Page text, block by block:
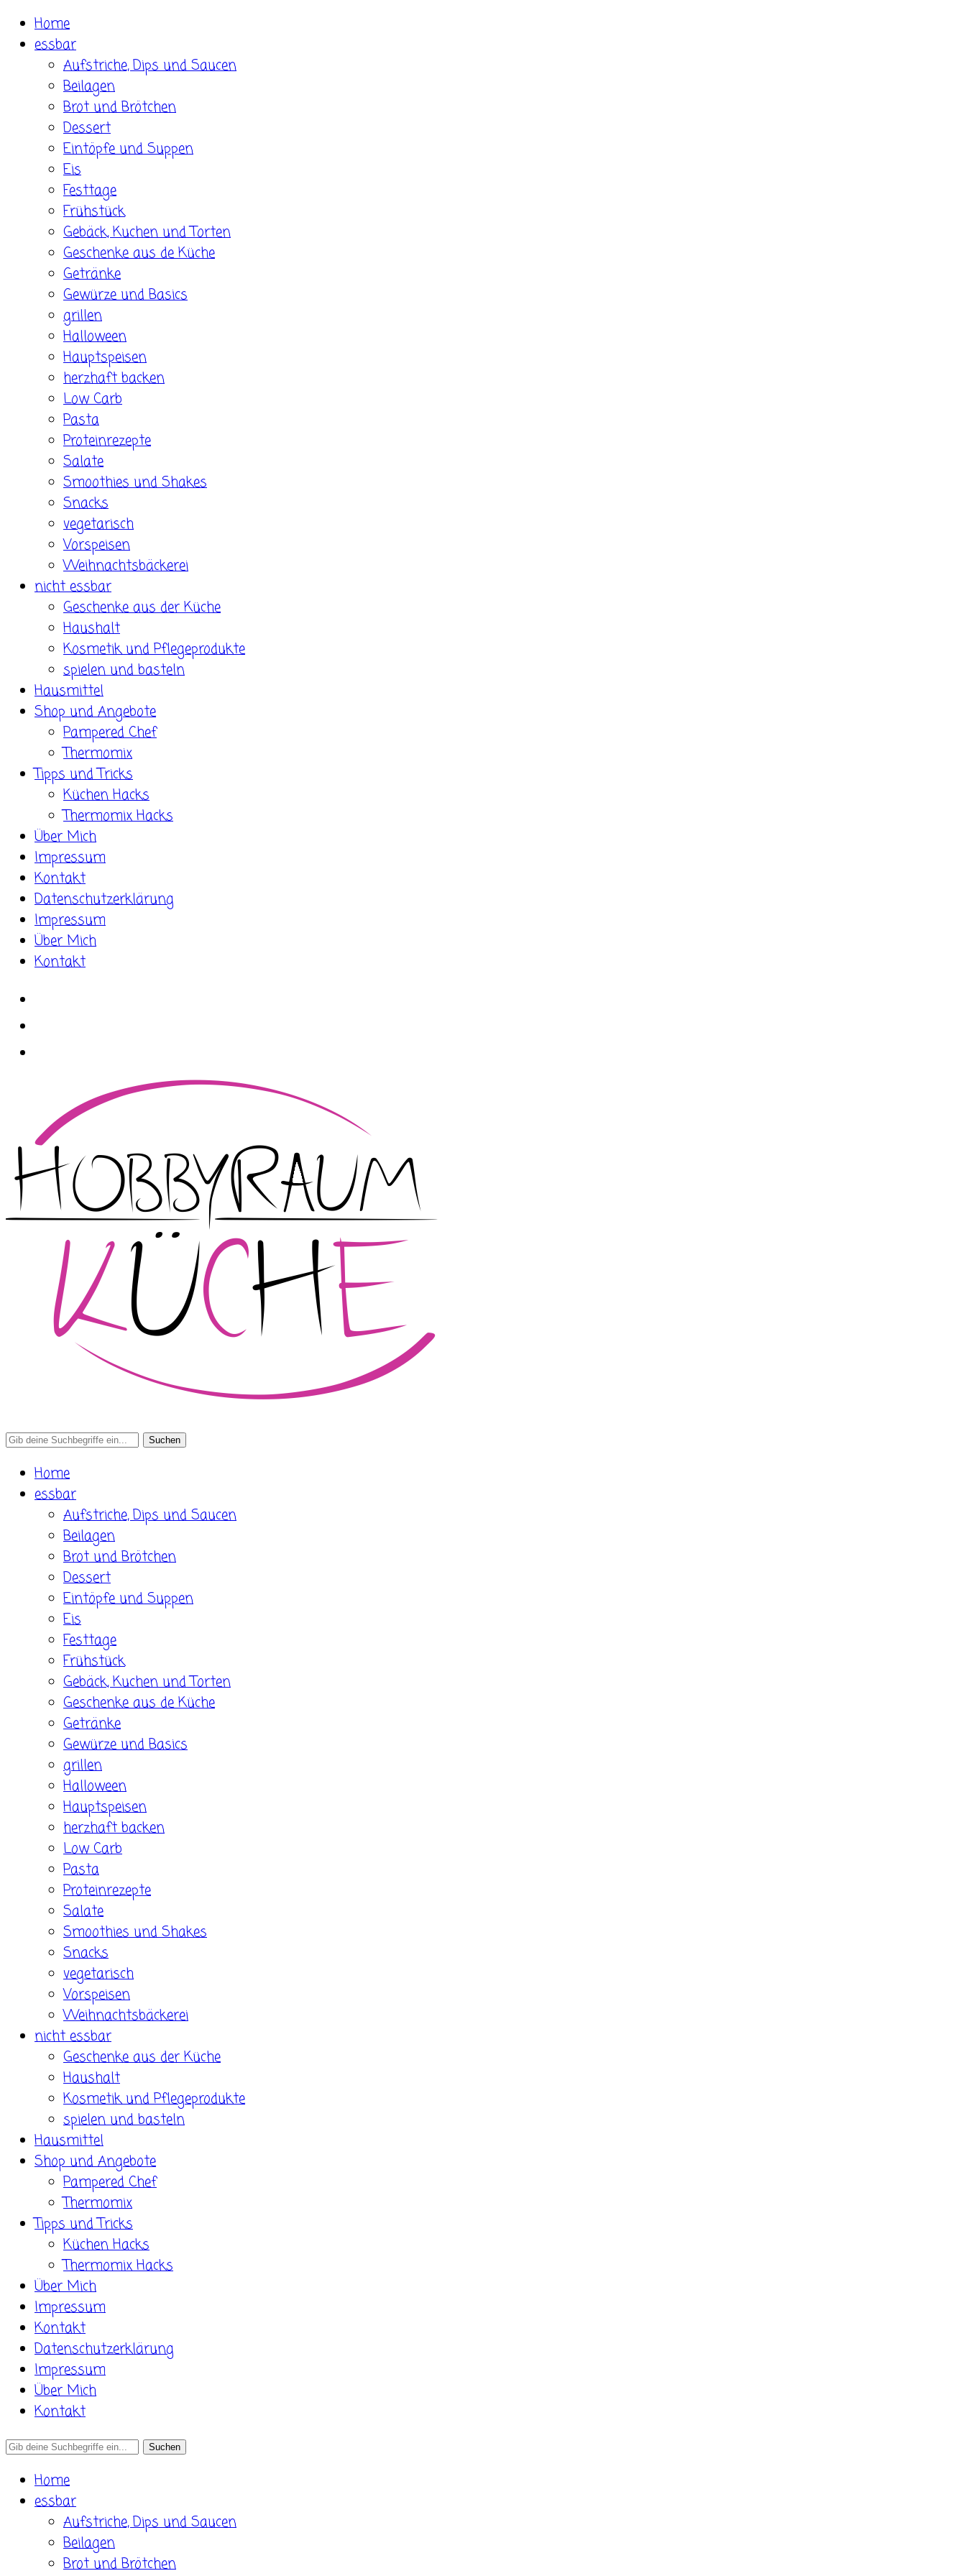
Skip
content
Home
essbar
Aufstriche, Dips und Saucen
Beilagen
Brot und Brötchen
Dessert
Eintöpfe und Suppen
Eis
Festtage
Frühstück
Gebäck, Kuchen und Torten
Geschenke aus de Küche
Getränke
Gewürze und Basics
grillen
Halloween
Hauptspeisen
herzhaft backen
Low Carb
Pasta
Proteinrezepte
Salate
Smoothies und Shakes
Snacks
vegetarisch
Vorspeisen
Weihnachtsbäckerei
nicht essbar
Geschenke aus der Küche
Haushalt
Kosmetik und Pflegeprodukte
spielen und basteln
Hausmittel
Shop und Angebote
Pampered Chef
Thermomix
Tipps und Tricks
Küchen Hacks
Thermomix Hacks
Über Mich
Impressum
Kontakt
Datenschutzerklärung
Impressum
Über Mich
Kontakt
Search
Home
essbar
Aufstriche, Dips und Saucen
Beilagen
Brot und Brötchen
Dessert
Eintöpfe und Suppen
Eis
Festtage
Frühstück
Gebäck, Kuchen und Torten
Geschenke aus de Küche
Getränke
Gewürze und Basics
grillen
Halloween
Hauptspeisen
herzhaft backen
Low Carb
Pasta
Proteinrezepte
Salate
Smoothies und Shakes
Snacks
vegetarisch
Vorspeisen
Weihnachtsbäckerei
nicht essbar
Geschenke aus der Küche
Haushalt
Kosmetik und Pflegeprodukte
spielen und basteln
Hausmittel
Shop und Angebote
Pampered Chef
Thermomix
Tipps und Tricks
Küchen Hacks
Thermomix Hacks
Über Mich
Impressum
Kontakt
Datenschutzerklärung
Impressum
Über Mich
Kontakt
Search
Home
essbar
Aufstriche, Dips und Saucen
Beilagen
Brot und Brötchen